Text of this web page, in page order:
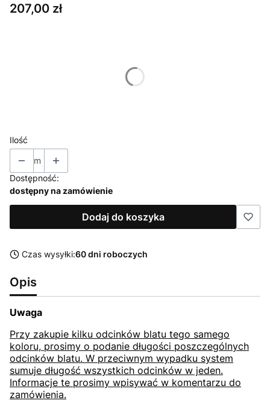
Cena
207,00 zł
Ilość
m
Dostępność:
dostępny na zamówienie
Dodaj do koszyka
Czas wysyłki:60 dni roboczych
Opis
Uwaga
Przy zakupie kilku odcinków blatu tego samego
koloru, prosimy o podanie długości poszczególnych
odcinków blatu. W przeciwnym wypadku system
sumuje długość wszystkich odcinków w jeden.
Informacje te prosimy wpisywać w komentarzu do
zamówienia.